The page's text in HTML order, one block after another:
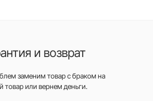
и возврат
заменим товар с браком на
товар или вернем деньги.